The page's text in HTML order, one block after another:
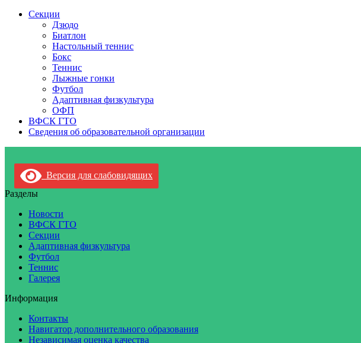
Секции
Дзюдо
Биатлон
Настольный теннис
Бокс
Теннис
Лыжные гонки
Футбол
Адаптивная физкультура
ОФП
ВФСК ГТО
Сведения об образовательной организации
Версия для слабовидящих
Разделы
Новости
ВФСК ГТО
Секции
Адаптивная физкультура
Футбол
Теннис
Галерея
Информация
Контакты
Навигатор дополнительного образования
Независимая оценка качества